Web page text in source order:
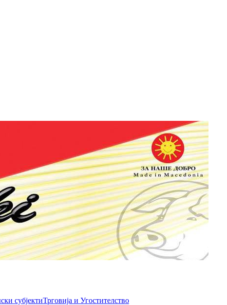
субјектиТрговија и Угостителство